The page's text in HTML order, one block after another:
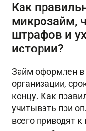
Как
микрозайм,
штрафов и
истории?
Займ оформлен
организации,
концу. Как
учитывать при
всего приводят